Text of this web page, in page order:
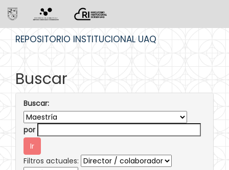
REPOSITORIO INSTITUCIONAL UAQ
Buscar
Buscar:
por
Filtros actuales: